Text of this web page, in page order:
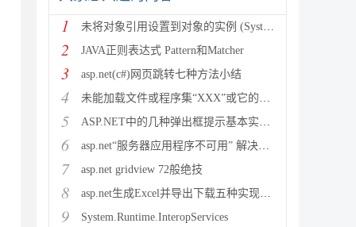
1 未将对象引用设置到对象的实例 (System.NullRef
2 JAVA正则表达式 Pattern和Matcher
3 asp.net(c#)网页跳转七种方法小结
4 未能加载文件或程序集“XXX”或它的某一个依赖项。试图加载格
5 ASP.NET中的几种弹出框提示基本实现方法
6 asp.net“服务器应用程序不可用” 解决方法
7 asp.net gridview 72般绝技
8 asp.net生成Excel并导出下载五种实现方法
9 System.Runtime.InteropServices